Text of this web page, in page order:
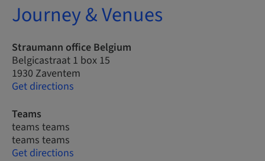
Journey & Venues
Straumann office Belgium
Belgicastraat 1 box 15
1930 Zaventem
Get directions
Teams
teams teams
teams teams
Get directions